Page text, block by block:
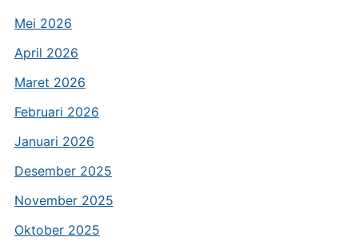
Mei 2026
April 2026
Maret 2026
Februari 2026
Januari 2026
Desember 2025
November 2025
Oktober 2025